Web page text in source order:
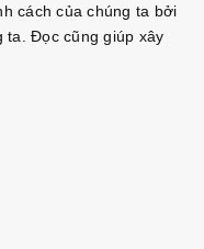
cách của chúng ta bởi
ta. Đọc cũng giúp xây